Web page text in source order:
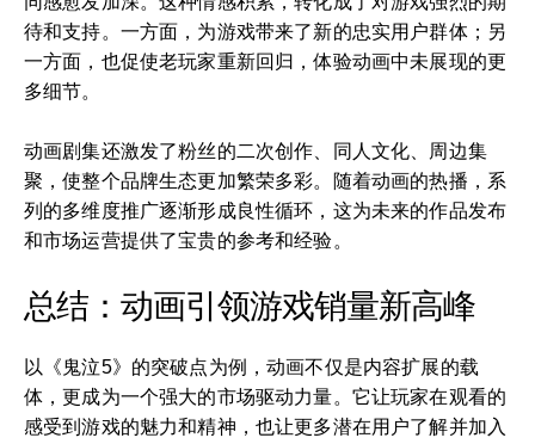
待和支持。一方面，为游戏带来了新的忠实用户群体；另
一方面，也促使老玩家重新回归，体验动画中未展现的更
多细节。
动画剧集还激发了粉丝的二次创作、同人文化、周边集
聚，使整个品牌生态更加繁荣多彩。随着动画的热播，系
列的多维度推广逐渐形成良性循环，这为未来的作品发布
和市场运营提供了宝贵的参考和经验。
总结：动画引领游戏销量新高峰
以《鬼泣5》的突破点为例，动画不仅是内容扩展的载
体，更成为一个强大的市场驱动力量。它让玩家在观看的
感受到游戏的魅力和精神，也让更多潜在用户了解并加入